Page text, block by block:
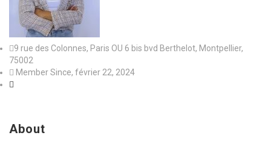
9 rue des Colonnes, Paris OU 6 bis bvd Berthelot, Montpellier,
75002
Member Since, février 22, 2024
About